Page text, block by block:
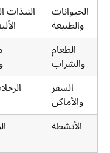
الحيوانات
والطبيعة
النبذات
الطعام
والشراب
السفر
والأماكن
الأنشطة